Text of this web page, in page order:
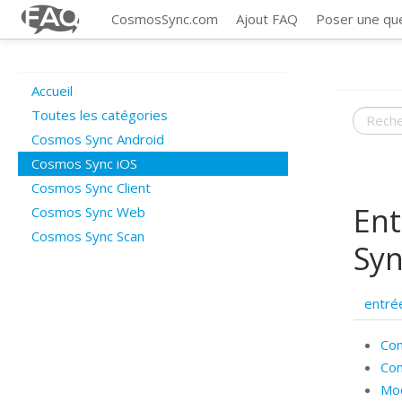
CosmosSync.com Ajout FAQ Poser une
Accueil
Toutes les catégories
Cosmos Sync Android
Cosmos Sync iOS
Cosmos Sync Client
Cosmos Sync Web
Cosmos Sync Scan